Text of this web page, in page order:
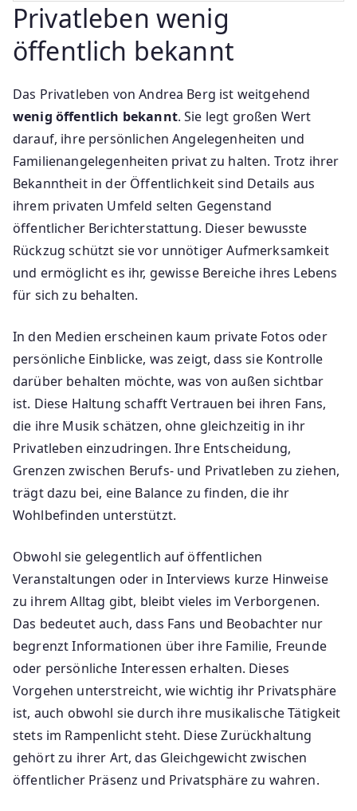
Privatleben wenig
öffentlich bekannt
Das Privatleben von Andrea Berg ist weitgehend
wenig öffentlich bekannt. Sie legt großen Wert
darauf, ihre persönlichen Angelegenheiten und
Familienangelegenheiten privat zu halten. Trotz ihrer
Bekanntheit in der Öffentlichkeit sind Details aus
ihrem privaten Umfeld selten Gegenstand
öffentlicher Berichterstattung. Dieser bewusste
Rückzug schützt sie vor unnötiger Aufmerksamkeit
und ermöglicht es ihr, gewisse Bereiche ihres Lebens
für sich zu behalten.
In den Medien erscheinen kaum private Fotos oder
persönliche Einblicke, was zeigt, dass sie Kontrolle
darüber behalten möchte, was von außen sichtbar
ist. Diese Haltung schafft Vertrauen bei ihren Fans,
die ihre Musik schätzen, ohne gleichzeitig in ihr
Privatleben einzudringen. Ihre Entscheidung,
Grenzen zwischen Berufs- und Privatleben zu ziehen,
trägt dazu bei, eine Balance zu finden, die ihr
Wohlbefinden unterstützt.
Obwohl sie gelegentlich auf öffentlichen
Veranstaltungen oder in Interviews kurze Hinweise
zu ihrem Alltag gibt, bleibt vieles im Verborgenen.
Das bedeutet auch, dass Fans und Beobachter nur
begrenzt Informationen über ihre Familie, Freunde
oder persönliche Interessen erhalten. Dieses
Vorgehen unterstreicht, wie wichtig ihr Privatsphäre
ist, auch obwohl sie durch ihre musikalische Tätigkeit
stets im Rampenlicht steht. Diese Zurückhaltung
gehört zu ihrer Art, das Gleichgewicht zwischen
öffentlicher Präsenz und Privatsphäre zu wahren.